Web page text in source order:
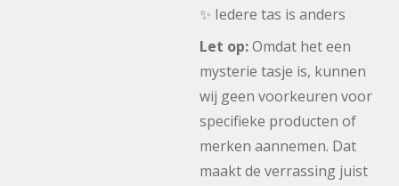
✨ Iedere tas is anders
Let op:Omdat het een
mysterie tasje is, kunnen
wij geen voorkeuren voor
specifieke producten of
merken aannemen. Dat
maakt de verrassing juist